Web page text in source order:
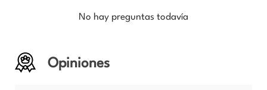
No hay preguntas todavía
Opiniones